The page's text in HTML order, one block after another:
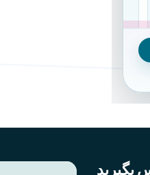
بگیرید